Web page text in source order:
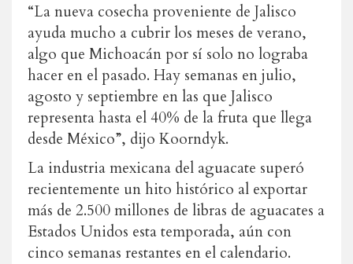
“La nueva cosecha proveniente de Jalisco
ayuda mucho a cubrir los meses de verano,
algo que Michoacán por sí solo no lograba
hacer en el pasado. Hay semanas en julio,
agosto y septiembre en las que Jalisco
representa hasta el 40% de la fruta que llega
desde México”, dijo Koorndyk.
La industria mexicana del aguacate superó
recientemente un hito histórico al exportar
más de 2.500 millones de libras de aguacates a
Estados Unidos esta temporada, aún con
cinco semanas restantes en el calendario.